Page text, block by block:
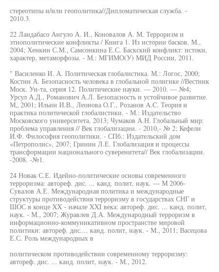
стереотипы и/или геополитика//Дипломатическая служба. -
2010.3.
22 Ландабасо Ангуло А. И., Коновалов А. М. Терроризм и
этнополитические конфликты / Книга 1. Из истории басков. М.,
2004; Хенкин С.М., Самсонкина Е.С. Баскский конфликт: истоки,
характер, метаморфозы. - М.: МГИМО(У) МИД России, 2011.
" Василенко И. А. Политическая глобалистика. М.: Логос, 2000;
Костин А. Безопасность человека в глобальной полигике //Вестник
Моск. Ун-та, серия 12. Политические науки. — 2010. — №4;
Урсул А.Д., Романович А.Л. Безопасность и устойчивое развитие.
М„ 2001; Ильин И.В., Леонова О.Г., Розанов A.C. Теория и
практика политической глобалистики. - М.: Издательство
Московского университета, 2013; Чумаков А.Н. Глобальный мир:
проблема управления // Век глобализации. - 2010,- № 2; Кефели
И.Ф. Философия геополитики. - СПб.: Издательский дом
«Петрополис», 2007; Гринин Л.Е. Глобализация и процессы
трансформации национального суверенитета// Век глобализации.
-2008. -№1.
24 Новак С.Е. Идейно-политические основы современного
терроризма: автореф. дис. ... канд. полит, наук. — М 2006-
Сувалов А.Е. Международная политика и международные
структуры противодействия терроризму в государствах СНГ и
ШОС в конце XX - начале XXI века: автореф. дис. ... канд. полит,
наук. - М., 2007; Журавлев Д.А. Международный терроризм в
информационно-коммуникативном пространстве мировой
политики: автореф. дис.... канд. полит, наук. - М., 2011; Васецова
Е.С. Роль международных в
политическом противодействии современному терроризму:
автореф. дис. ... канд. полит, наук. - М., 2012.